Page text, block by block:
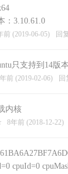
：3.10.61.0
前 (2019-06-05) 回复
只支持到14版
前 (2019-02-06) 回
内核
8年前 (2018-12-22)
cpuId=0